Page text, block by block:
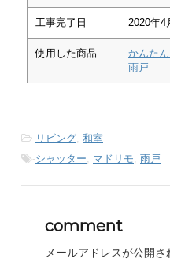
工事完了日 2020年4
使用した商品
かんた
雨戸
- リビング 和室
-シャッター マドリモ 雨戸
comment
メールアドレスが公開さ